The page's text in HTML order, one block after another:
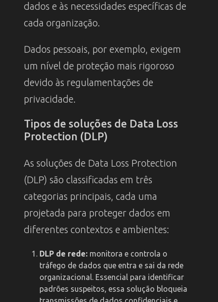
dados e às necessidades específicas de
cada organização.
Dados pessoais, por exemplo, exigem
um nível de proteção mais rigoroso
devido às regulamentações de
privacidade.
Tipos de soluções de Data Loss
Protection (DLP)
As soluções de Data Loss Protection
(DLP) são classificadas em três
categorias principais, cada uma
projetada para proteger dados em
diferentes contextos e ambientes:
DLP de rede: monitora e controla o
tráfego de dados que entra e sai da rede
organizacional. Essencial para identificar
padrões suspeitos, essa solução bloqueia